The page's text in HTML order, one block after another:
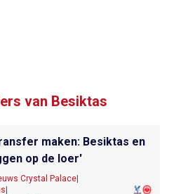
van Besiktas
maken: Besiktas en
op de loer'
Crystal Palace